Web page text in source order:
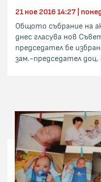
21 ное 2016 14:27 |
Общото събрание на
днес гласува нов
председател бе
зам.-председател